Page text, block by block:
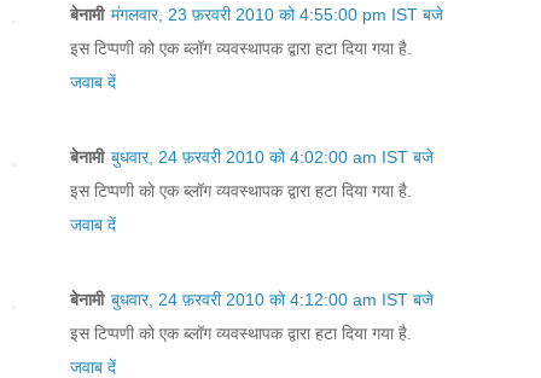
बेनामी मंगलवार, 23 फ़रवरी 2010 को 4:55:00 pm IST बजे
इस टिप्पणी को एक ब्लॉग व्यवस्थापक द्वारा हटा दिया गया है.
जवाब दें
बेनामी बुधवार, 24 फ़रवरी 2010 को 4:02:00 am IST बजे
इस टिप्पणी को एक ब्लॉग व्यवस्थापक द्वारा हटा दिया गया है.
जवाब दें
बेनामी बुधवार, 24 फ़रवरी 2010 को 4:12:00 am IST बजे
इस टिप्पणी को एक ब्लॉग व्यवस्थापक द्वारा हटा दिया गया है.
जवाब दें